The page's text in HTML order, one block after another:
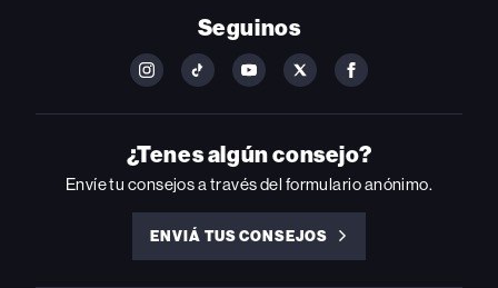
Seguinos
FOLLOW
ON
INSTAGRAM
FOLLOW
ON
YOUTUBE
FOLLOW
ON
YOUTUBE
FOLLOW
ON
FOLLOW
ON
FACEBOOK
¿Tenes algún consejo?
Envíe tu consejos a través del formulario anónimo.
ENVIÁ TUS CONSEJOS
ENVIÁ